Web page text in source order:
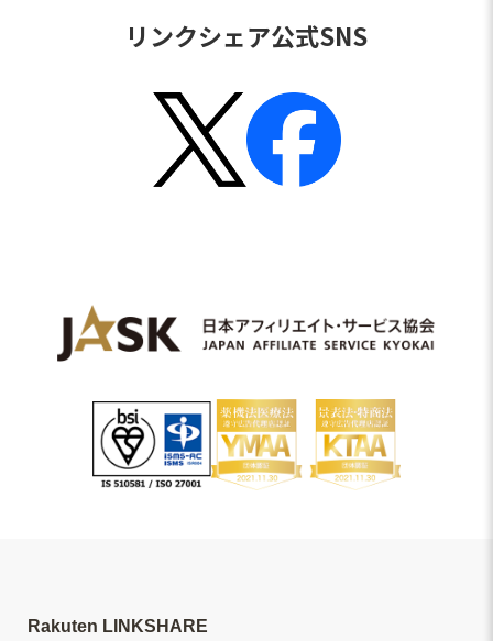
リンクシェア公式SNS
Rakuten LINKSHARE